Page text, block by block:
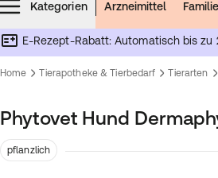
Kategorien
Arzneimittel Familie
E-Rezept-Rabatt: Automatisch bis zu
Home Tierapotheke & Tierbedarf Tierarten
Phytovet Hund
pflanzlich